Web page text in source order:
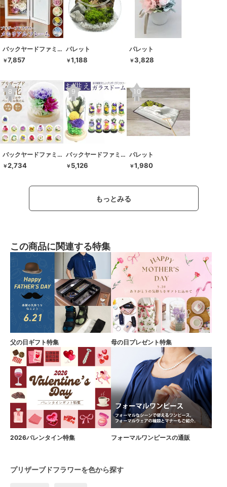
バックヤードファミリー
￥7,857
パレット
￥1,188
パレット
￥3,828
バックヤードファミリー
￥2,734
バックヤードファミリー
￥ 5,126
パレット
￥1,980
もっとみる
この商品に関連する特集
父の日ギフト特集 母の日プレゼント特集
2026バレンタイン特集 フォーマルワンピースの通販
プリザーブドフラワーを色から探す